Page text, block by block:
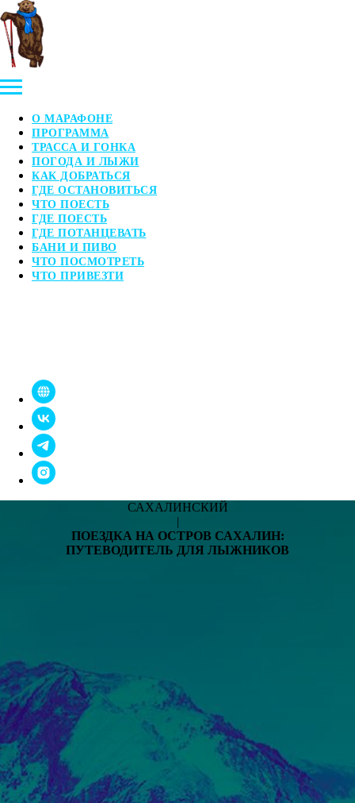
О МАРАФОНЕ
ПРОГРАММА
ТРАССА И ГОНКА
ПОГОДА И ЛЫЖИ
КАК ДОБРАТЬСЯ
ГДЕ ОСТАНОВИТЬСЯ
ЧТО ПОЕСТЬ
ГДЕ ПОЕСТЬ
ГДЕ ПОТАНЦЕВАТЬ
БАНИ И ПИВО
ЧТО ПОСМОТРЕТЬ
ЧТО ПРИВЕЗТИ
САХАЛИНСКИЙ
|
ПОЕЗДКА НА ОСТРОВ САХАЛИН:
ПУТЕВОДИТЕЛЬ ДЛЯ ЛЫЖНИКОВ